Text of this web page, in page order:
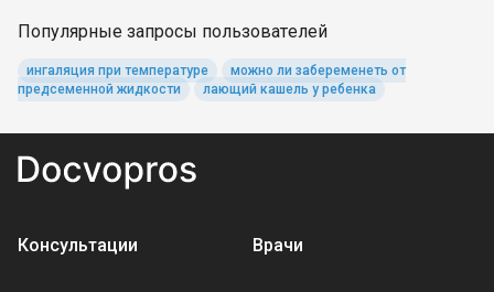
Популярные запросы пользователей
ингаляция при температуре
можно ли забеременеть от
предсеменной жидкости
лающий кашель у ребенка
Консультации Врачи